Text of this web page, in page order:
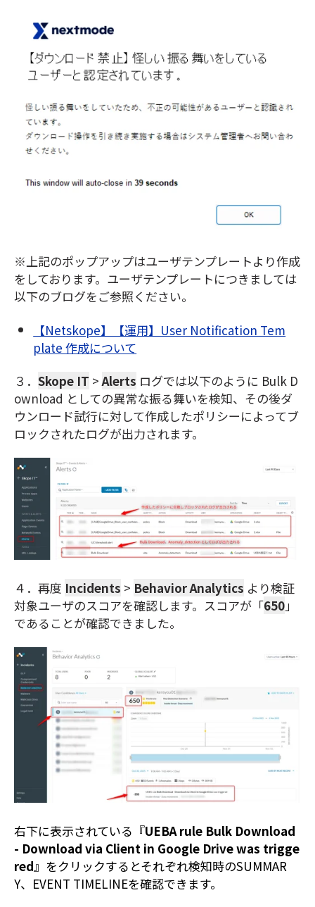
※上記のポップアップはユーザテンプレートより作成
をしております。ユーザテンプレートにつきましては
以下のブログをご参照ください。
【Netskope】【運用】User Notification Tem
plate 作成について
３． Skope IT > Alerts ログでは以下のように Bulk D
ownload としての異常な振る舞いを検知、その後ダ
ウンロード試行に対して作成したポリシーによってブ
ロックされたログが出力されます。
４．再度 Incidents > Behavior Analytics より検証
対象ユーザのスコアを確認します。スコアが「650」
であることが確認できました。
右下に表示されている『UEBA rule Bulk Download
- Download via Client in Google Drive was trigge
red』をクリックするとそれぞれ検知時のSUMMAR
Y、EVENT TIMELINEを確認できます。